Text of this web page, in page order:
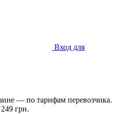
Вход для
— по тарифам перевозчика.
грн.